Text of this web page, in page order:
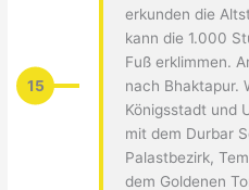
15
erkunden die
kann die 1.000
Fuß erklimmen.
nach Bhaktapur.
Königsstadt und
mit dem Durbar
Palastbezirk,
dem Goldenen